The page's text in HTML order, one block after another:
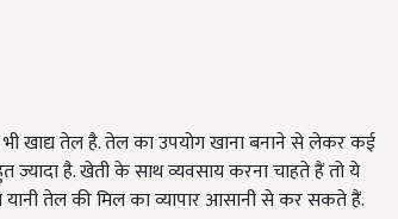
खाद्य तेल है. तेल का उपयोग खाना बनाने से लेकर कई
ज्यादा है. खेती के साथ व्यवसाय करना चाहते हैं तो ये
तेल की मिल का व्यापार आसानी से कर सकते हैं.